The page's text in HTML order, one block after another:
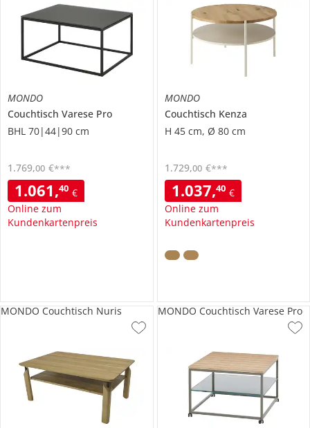
MONDO
Couchtisch Varese Pro
BHL 70|44|90 cm
1.061,40 €
Online zum
Kundenkartenpreis
1.769,00 €***
MONDO
Couchtisch Kenza
H 45 cm, Ø 80 cm
1.037,40 €
Online zum
Kundenkartenpreis
1.729,00 €***
MONDO Couchtisch Nuris MONDO Couchtisch Varese Pro